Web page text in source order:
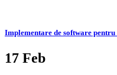
Implementare de software
17 Feb